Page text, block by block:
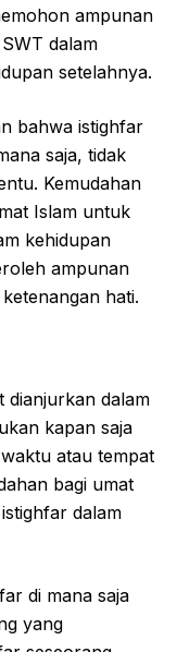
ampunan
dalam
setelahnya.
bahwa istighfar
saja, tidak
Kemudahan
Islam untuk
kehidupan
ampunan
hati.
dianjurkan dalam
kapan saja
atau tempat
bagi umat
dalam
di mana saja
yang